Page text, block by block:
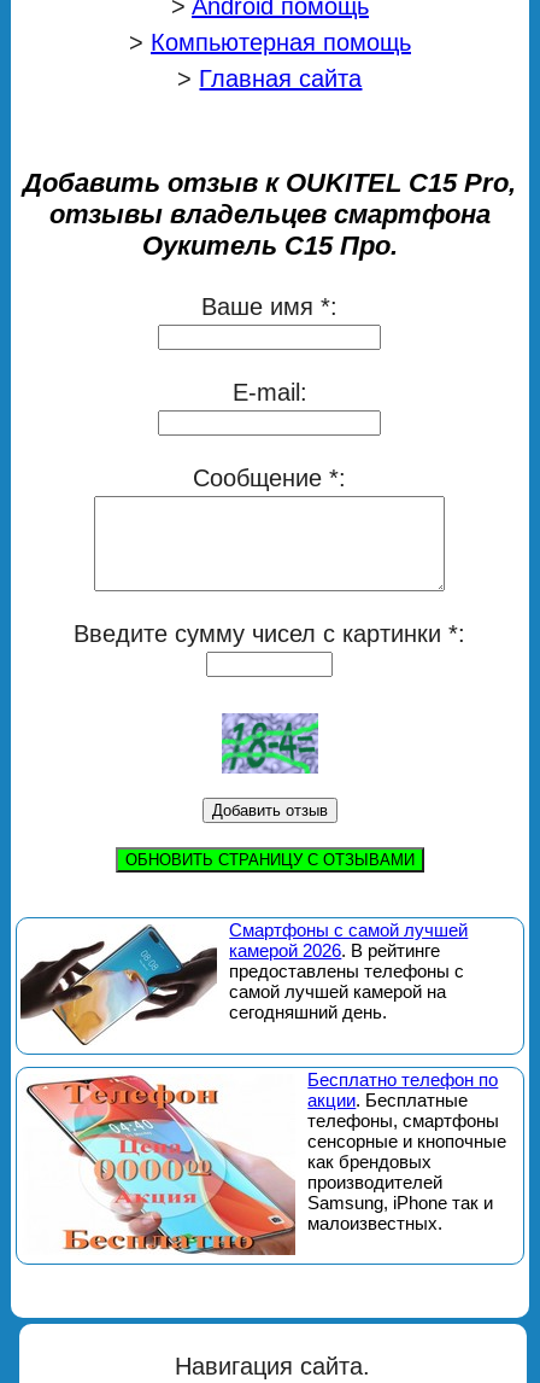
> Android помощь
> Компьютерная помощь
> Главная сайта
Добавить отзыв к OUKITEL C15 Pro,
отзывы владельцев смартфона
Оукитель С15 Про.
Ваше имя *:
E-mail:
Сообщение *:
Введите сумму чисел с картинки *:
ОБНОВИТЬ СТРАНИЦУ С ОТЗЫВАМИ
Смартфоны с самой лучшей
камерой 2026. В рейтинге
предоставлены телефоны с
самой лучшей камерой на
сегодняшний день.
Бесплатно телефон по
акции. Бесплатные
телефоны, смартфоны
сенсорные и кнопочные
как брендовых
производителей
Samsung, iPhone так и
малоизвестных.
Навигация сайта.